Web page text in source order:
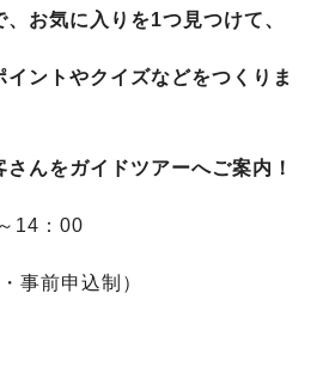
お気に入りを1つ見つけて、
ントやクイズなどをつくりま
んをガイドツアーへご案内！
14：00
事前申込制）